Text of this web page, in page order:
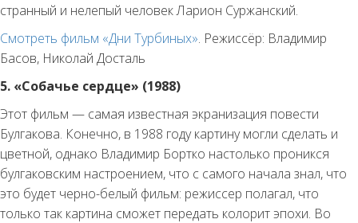
странный и нелепый человек Ларион Суржанский.
Смотреть фильм «Дни Турбиных». Режиссёр: Владимир
Басов, Николай Досталь
5. «Собачье сердце» (1988)
Этот фильм — самая известная экранизация повести
Булгакова. Конечно, в 1988 году картину могли сделать и
цветной, однако Владимир Бортко настолько проникся
булгаковским настроением, что с самого начала знал, что
это будет черно-белый фильм: режиссер полагал, что
только так картина сможет передать колорит эпохи. Во